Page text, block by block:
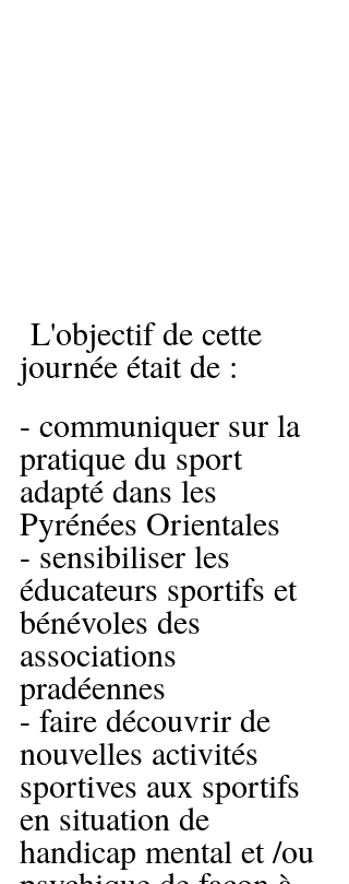
L'objectif de cette
journée était de :
- communiquer sur la
pratique du sport
adapté dans les
Pyrénées Orientales
- sensibiliser les
éducateurs sportifs et
bénévoles des
associations
pradéennes
- faire découvrir de
nouvelles activités
sportives aux sportifs
en situation de
handicap mental et /ou